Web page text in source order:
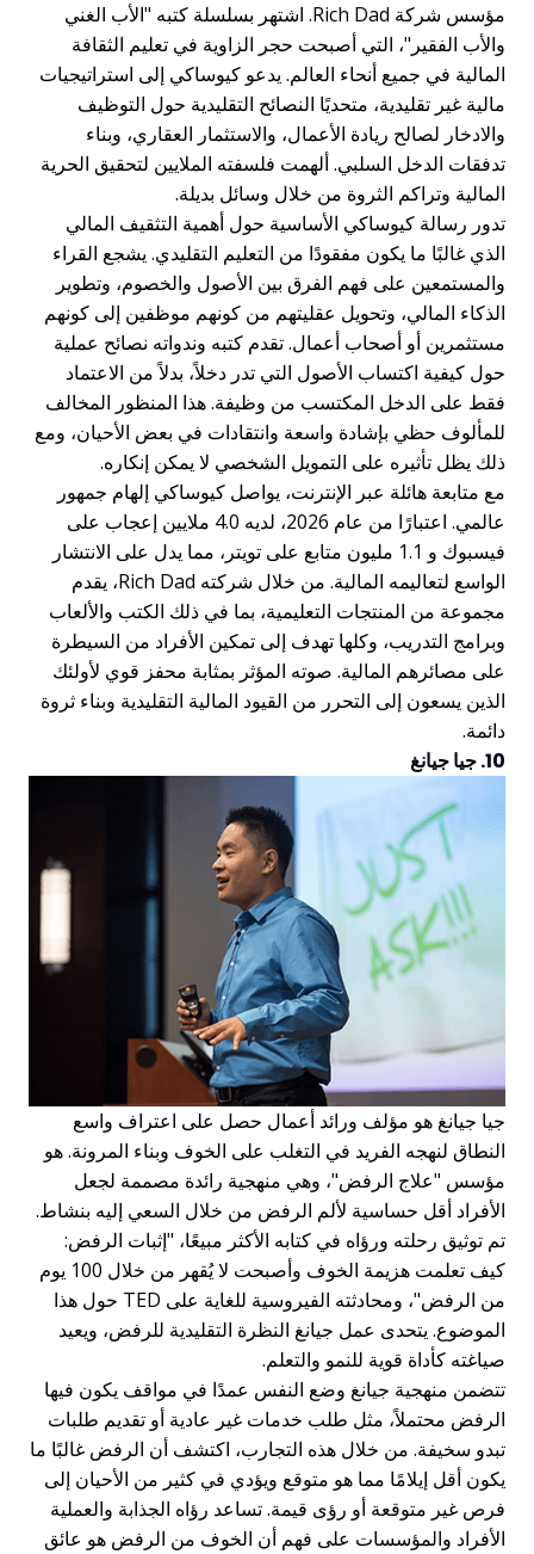
مؤسس شركة Rich Dad. اشتهر بسلسلة كتبه "الأب الغني
والأب الفقير"، التي أصبحت حجر الزاوية في تعليم الثقافة
المالية في جميع أنحاء العالم. يدعو كيوساكي إلى استراتيجيات
مالية غير تقليدية، متحديًا النصائح التقليدية حول التوظيف
والادخار لصالح ريادة الأعمال، والاستثمار العقاري، وبناء
تدفقات الدخل السلبي. ألهمت فلسفته الملايين لتحقيق الحرية
المالية وتراكم الثروة من خلال وسائل بديلة.
تدور رسالة كيوساكي الأساسية حول أهمية التثقيف المالي
الذي غالبًا ما يكون مفقودًا من التعليم التقليدي. يشجع القراء
والمستمعين على فهم الفرق بين الأصول والخصوم، وتطوير
الذكاء المالي، وتحويل عقليتهم من كونهم موظفين إلى كونهم
مستثمرين أو أصحاب أعمال. تقدم كتبه وندواته نصائح عملية
حول كيفية اكتساب الأصول التي تدر دخلاً، بدلاً من الاعتماد
فقط على الدخل المكتسب من وظيفة. هذا المنظور المخالف
للمألوف حظي بإشادة واسعة وانتقادات في بعض الأحيان، ومع
ذلك يظل تأثيره على التمويل الشخصي لا يمكن إنكاره.
مع متابعة هائلة عبر الإنترنت، يواصل كيوساكي إلهام جمهور
عالمي. اعتبارًا من عام 2026، لديه 4.0 ملايين إعجاب على
فيسبوك و 1.1 مليون متابع على تويتر، مما يدل على الانتشار
الواسع لتعاليمه المالية. من خلال شركته Rich Dad، يقدم
مجموعة من المنتجات التعليمية، بما في ذلك الكتب والألعاب
وبرامج التدريب، وكلها تهدف إلى تمكين الأفراد من السيطرة
على مصائرهم المالية. صوته المؤثر بمثابة محفز قوي لأولئك
الذين يسعون إلى التحرر من القيود المالية التقليدية وبناء ثروة
دائمة.
10. جيا جيانغ
جيا جيانغ هو مؤلف ورائد أعمال حصل على اعتراف واسع
النطاق لنهجه الفريد في التغلب على الخوف وبناء المرونة. هو
مؤسس "علاج الرفض"، وهي منهجية رائدة مصممة لجعل
الأفراد أقل حساسية لألم الرفض من خلال السعي إليه بنشاط.
تم توثيق رحلته ورؤاه في كتابه الأكثر مبيعًا، "إثبات الرفض:
كيف تعلمت هزيمة الخوف وأصبحت لا يُقهر من خلال 100 يوم
من الرفض"، ومحادثته الفيروسية للغاية على TED حول هذا
الموضوع. يتحدى عمل جيانغ النظرة التقليدية للرفض، ويعيد
صياغته كأداة قوية للنمو والتعلم.
تتضمن منهجية جيانغ وضع النفس عمدًا في مواقف يكون فيها
الرفض محتملاً، مثل طلب خدمات غير عادية أو تقديم طلبات
تبدو سخيفة. من خلال هذه التجارب، اكتشف أن الرفض غالبًا ما
يكون أقل إيلامًا مما هو متوقع ويؤدي في كثير من الأحيان إلى
فرص غير متوقعة أو رؤى قيمة. تساعد رؤاه الجذابة والعملية
الأفراد والمؤسسات على فهم أن الخوف من الرفض هو عائق